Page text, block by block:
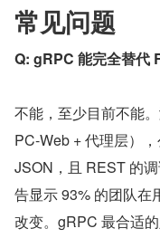
常见问题
Q: gRPC 能完全替代
不能，至少目前不能
PC-Web + 代理层）
JSON，且 REST 的
告显示 93% 的团队在
改变。gRPC 最合适